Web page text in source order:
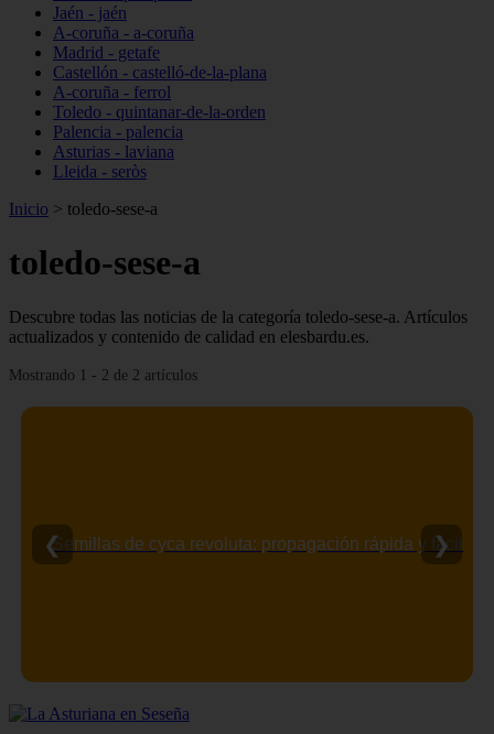
Jaén - jaén
A-coruña - a-coruña
Madrid - getafe
Castellón - castelló-de-la-plana
A-coruña - ferrol
Toledo - quintanar-de-la-orden
Palencia - palencia
Asturias - laviana
Lleida - seròs
Inicio > toledo-sese-a
toledo-sese-a
Descubre todas las noticias de la categoría toledo-sese-a. Artículos
actualizados y contenido de calidad en elesbardu.es.
Mostrando 1 - 2 de 2 artículos
Semillas de cyca revoluta: propagación rápida y fácil
❮ ❯